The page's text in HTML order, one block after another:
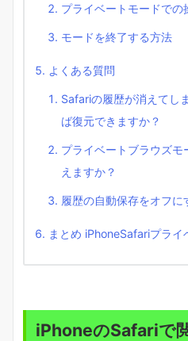
プライベートモードでの
モードを終了する方法
よくある質問
Safariの履歴が消えてし
ば復元できますか？
プライベートブラウズ
えますか？
履歴の自動保存をオフに
まとめ iPhoneSafariプラ
iPhoneのSafariで